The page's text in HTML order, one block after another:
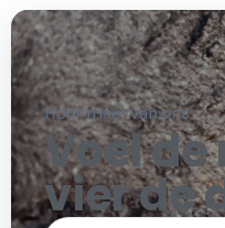
Hoor meer van ons
Voel de
vier de